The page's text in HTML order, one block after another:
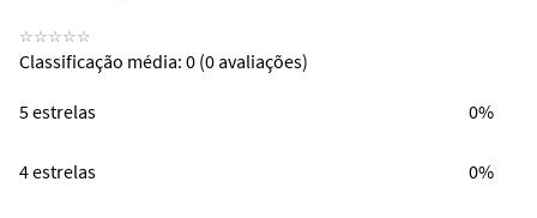
☆☆☆☆☆
Classificação média: 0 (0 avaliações)
5 estrelas 0%
4 estrelas 0%